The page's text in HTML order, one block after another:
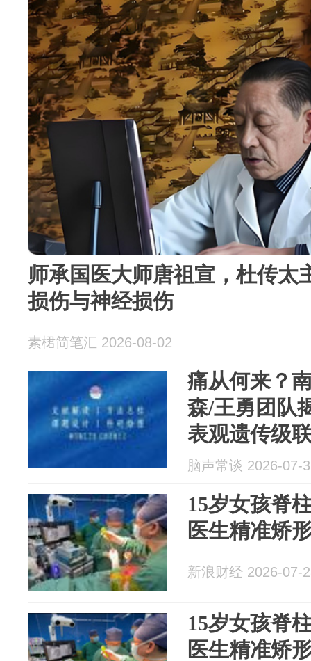
师承国医大师唐祖宣，杜传太
损伤与神经损伤
素桾简笔汇 2026-08-02
痛从何来？
森/王勇团队
表观遗传级
痛的新机制
脑声常谈 2026-07-
15岁女孩脊
医生精准矫
新浪财经 2026-07-
15岁女孩脊
医生精准矫